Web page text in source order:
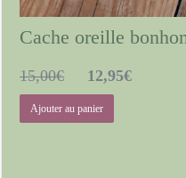
Cache oreille
15,00€
prix
initial
12,95€
Ajouter au panier